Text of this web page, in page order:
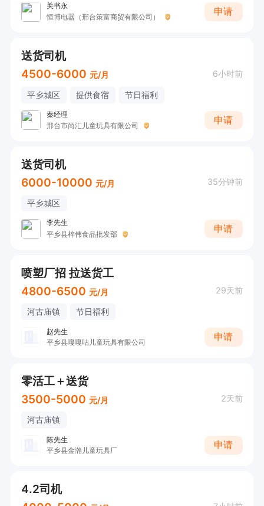
关书永
恒博电器（邢台策富商贸有限公司）
申请
送货司机
4500-6000 元/月 6小时前
平乡城区 提供食宿 节日福利
秦经理
邢台市尚汇儿童玩具有限公司
申请
送货司机
6000-10000 元/月 35分钟前
平乡城区
李先生
平乡县梓伟食品批发部
申请
喷塑厂招 拉送货工
4800-6500 元/月 29天前
河古庙镇 节日福利
赵先生
平乡县嘎嘎咕儿童玩具有限公司
申请
零活工＋送货
3500-5000 元/月 2天前
河古庙镇
陈先生
平乡县金瀚儿童玩具厂
申请
4.2司机